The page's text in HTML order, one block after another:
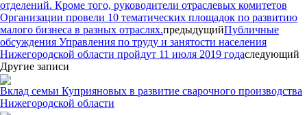
отделений. Кроме того, руководители отраслевых комитетов
Организации провели 10 тематических площадок по развитию
малого бизнеса в разных отраслях.предыдущийПубличные
обсуждения Управления по труду и занятости населения
Нижегородской области пройдут 11 июля 2019 годаследующий
Другие записи
Вклад семьи Куприяновых в развитие сварочного производства
Нижегородской области